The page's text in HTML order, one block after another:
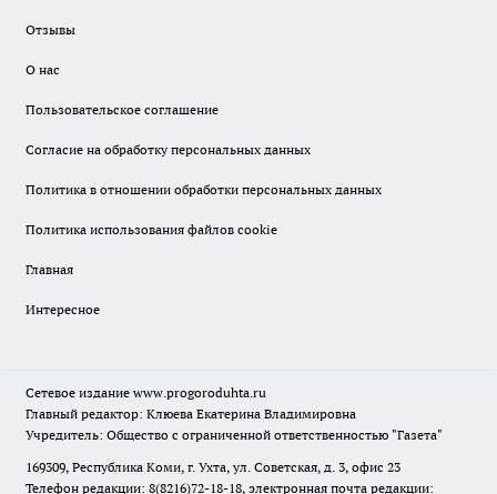
Отзывы
О нас
Пользовательское соглашение
Согласие на обработку персональных данных
Политика в отношении обработки персональных данных
Политика использования файлов cookie
Главная
Интересное
Сетевое издание www.progoroduhta.ru
Главный редактор: Клюева Екатерина Владимировна
Учредитель: Общество с ограниченной ответственностью "Газета"
169309, Республика Коми, г. Ухта, ул. Советская, д. 3, офис 23
Телефон редакции: 8(8216)72-18-18, электронная почта редакции: